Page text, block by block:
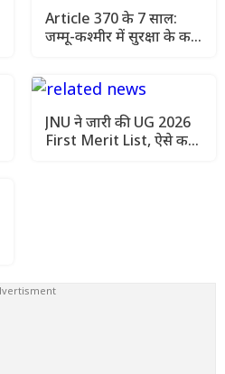
Article 370 के 7 साल:
जम्मू-कश्मीर में सुरक्षा के कड़े
JNU ने जारी की UG 2026
First Merit List, ऐसे करें